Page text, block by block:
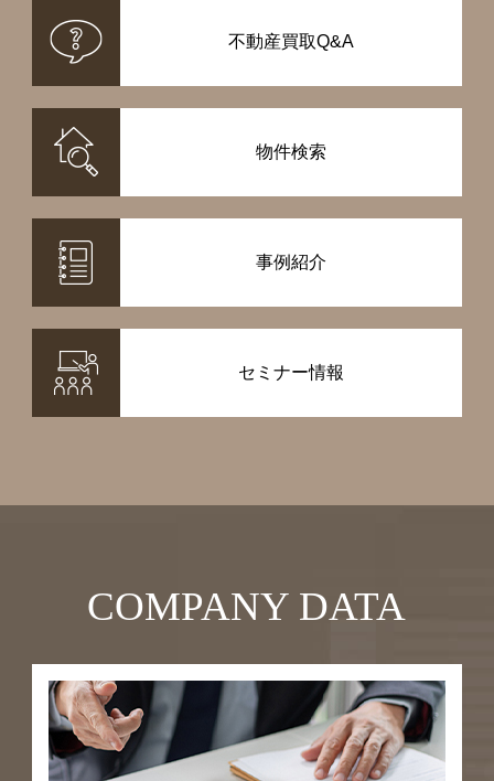
不動産買取Q&A
物件検索
事例紹介
セミナー情報
COMPANY DATA